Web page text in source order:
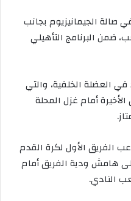
صالة الجيمانيزيوم بجانب
ضمن البرنامج التأهيلي
العضلة الخلفية، والتي
أمام غزل المحلة
الفريق الأول لكرة القدم
هامش ودية الفريق أمام
النادي.